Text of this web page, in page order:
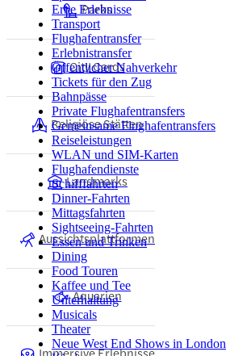
Erbe Erlebnisse
Transport
Flughafentransfer
Erlebnistransfer
Öffentlicher Nahverkehr
Tickets für den Zug
Bahnpässe
Private Flughafentransfers
Gemeinsame Flughafentransfers
Reiseleistungen
WLAN und SIM-Karten
Flughafendienste
Schifffahrten
Dinner-Fahrten
Mittagsfahrten
Sightseeing-Fahrten
Essen und Trinken
Dining
Food Touren
Kaffee und Tee
Unterhaltung
Musicals
Theater
Neue West End Shows in London
Parks
City Cards
Religiöse Stätten
Landmarks
Aussichtsplattformen
Aquarien
Immersive Erlebnisse